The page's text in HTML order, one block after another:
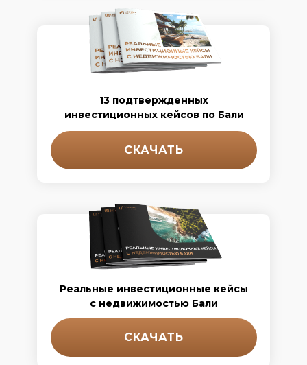
СКАЧАТЬ
13 подтвержденных
инвестиционных кейсов по Бали
СКАЧАТЬ
Реальные инвестиционные кейсы
с недвижимостью Бали